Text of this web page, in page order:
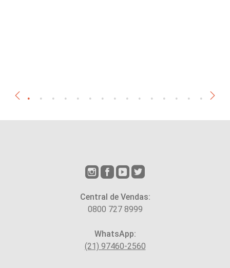
Central de Vendas:
0800 727 8999
WhatsApp:
(21) 97460-2560